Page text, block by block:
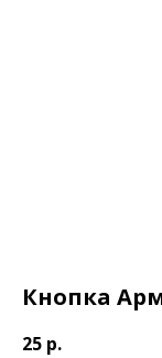
Кнопка
25 р.